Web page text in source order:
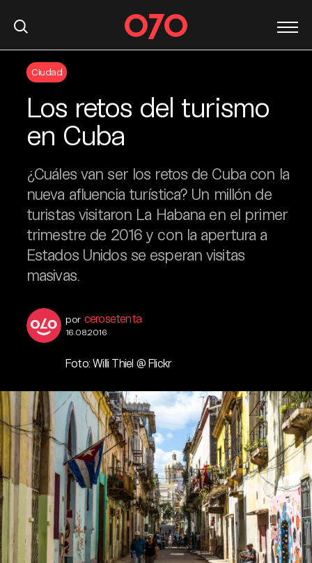
Ciudad
Los retos del turismo
en Cuba
¿Cuáles van ser los retos de Cuba con la
nueva afluencia turística? Un millón de
turistas visitaron La Habana en el primer
trimestre de 2016 y con la apertura a
Estados Unidos se esperan visitas
masivas.
por cerosetenta
16.08.2016
Foto: Willi Thiel @ Flickr